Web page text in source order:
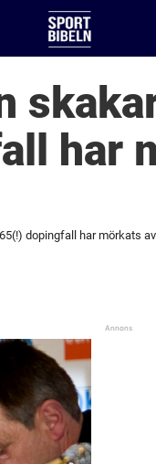
har
dopingfall har mörkats